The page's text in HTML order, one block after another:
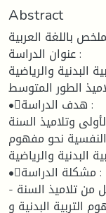
Abstract
باللغة العربية:
عنوان الدراسة :
البدنية والرياضية
الطور المتوسط.
•هدف الدراسة :
وتلاميذ السنة
نحو مفهوم
البدنية والرياضية.
•مشكلة الدراسة :
- ماهي طبيعة الاتجاهات النفسية لدى كل من تلاميذ السنة
التربية البدنية و